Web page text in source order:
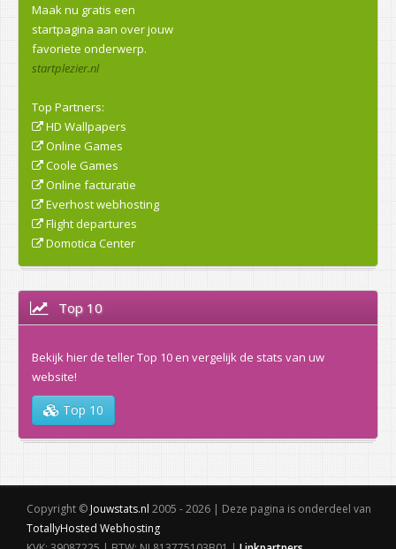
Maak nu gratis een
startpagina aan over jouw
favoriete onderwerp.
startplezier.nl
Top Partners:
HD Wallpapers
Online Games
Coole Games
Online facturatie
Everhost webhosting
Flight departures
Domotica Center
Top 10
Bekijk hier de teller Top 10 en vergelijk de stats van uw
website!
Top 10
Copyright © Jouwstats.nl 2005 - 2026 | Deze pagina is onderdeel van
TotallyHosted Webhosting